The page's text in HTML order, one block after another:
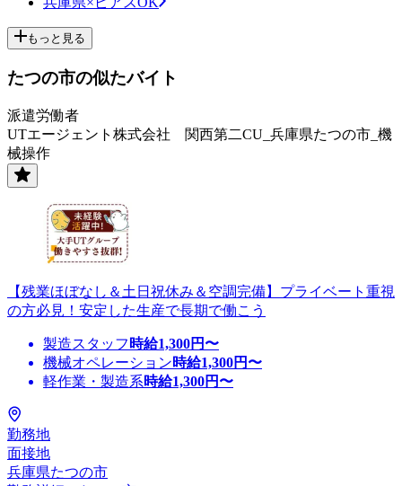
もっと見る
たつの市の似たバイト
派遣労働者
UTエージェント株式会社 関西第二CU_兵庫県たつの市_機
械操作
【残業ほぼなし＆土日祝休み＆空調完備】プライベート重視
の方必見！安定した生産で長期で働こう
製造スタッフ 時給1,300円〜
機械オペレーション時給1,300円〜
軽作業・製造系時給1,300円〜
勤務地
面接地
兵庫県たつの市